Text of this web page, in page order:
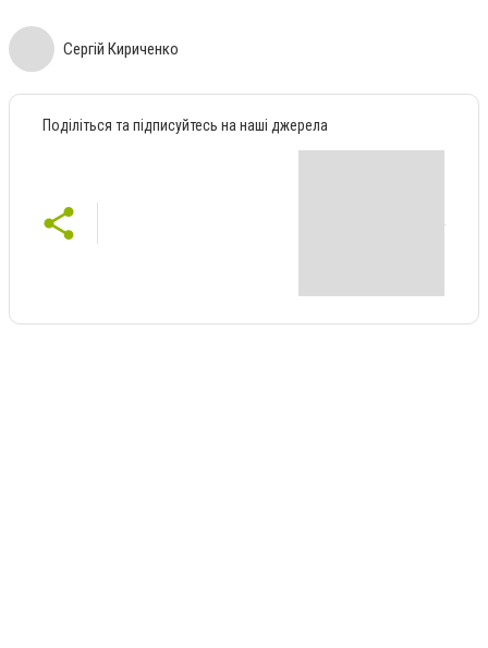
Сергій Кириченко
Поділіться та підписуйтесь на наші джерела